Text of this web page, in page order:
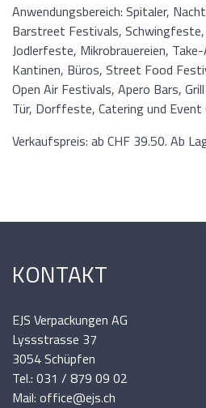
Anwendungsbereich: Spitaler,
Barstreet Festivals,
Jodlerfeste, Mikrobrauereien,
Kantinen, Büros, Street Food
Open Air Festivals, Apero Bars,
Tür, Dorffeste, Catering und Event
Verkaufspreis: ab CHF 39.50. Ab
KONTAKT
EJS Verpackungen AG
Lyssstrasse 37
3054 Schüpfen
Tel.: 031 / 879 09 02
Mail: office@ejs.ch